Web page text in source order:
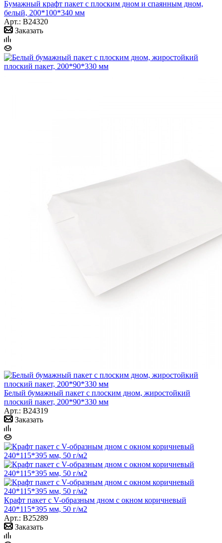
Бумажный крафт пакет с плоским дном и спаянным дном,
белый, 200*100*340 мм
Арт.: B24320
Заказать
Белый бумажный пакет с плоским дном, жиростойкий
плоский пакет, 200*90*330 мм
Арт.: B24319
Заказать
Крафт пакет с V-образным дном с окном коричневый
240*115*395 мм, 50 г/м2
Арт.: B25289
Заказать